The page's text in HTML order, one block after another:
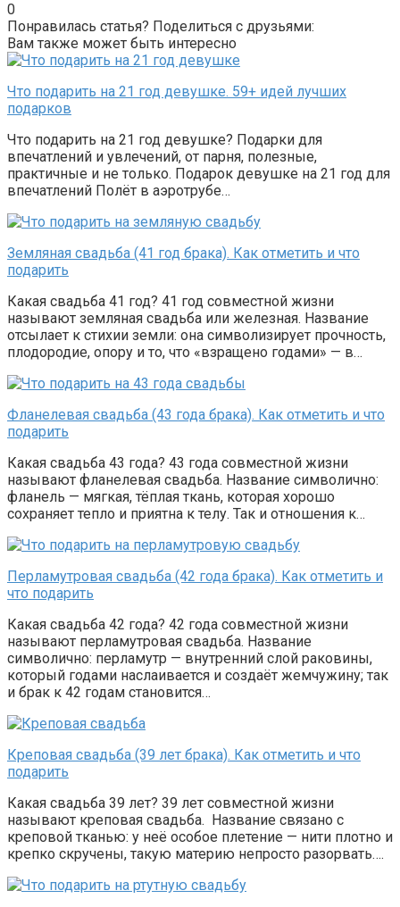
0
Понравилась статья? Поделиться с друзьями:
Вам также может быть интересно
Что подарить на 21 год девушке. 59+ идей лучших
подарков
Что подарить на 21 год девушке? Подарки для
впечатлений и увлечений, от парня, полезные,
практичные и не только. Подарок девушке на 21 год для
впечатлений Полёт в аэротрубе…
Земляная свадьба (41 год брака). Как отметить и что
подарить
Какая свадьба 41 год? 41 год совместной жизни
называют земляная свадьба или железная. Название
отсылает к стихии земли: она символизирует прочность,
плодородие, опору и то, что «взращено годами» — в…
Фланелевая свадьба (43 года брака). Как отметить и что
подарить
Какая свадьба 43 года? 43 года совместной жизни
называют фланелевая свадьба. Название символично:
фланель — мягкая, тёплая ткань, которая хорошо
сохраняет тепло и приятна к телу. Так и отношения к…
Перламутровая свадьба (42 года брака). Как отметить и
что подарить
Какая свадьба 42 года? 42 года совместной жизни
называют перламутровая свадьба. Название
символично: перламутр — внутренний слой раковины,
который годами наслаивается и создаёт жемчужину; так
и брак к 42 годам становится…
Креповая свадьба (39 лет брака). Как отметить и что
подарить
Какая свадьба 39 лет? 39 лет совместной жизни
называют креповая свадьба. Название связано с
креповой тканью: у неё особое плетение — нити плотно и
крепко скручены, такую материю непросто разорвать….